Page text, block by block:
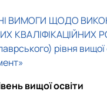
ВИМОГИ ЩОДО
КВАЛІФІКАЦІЙНИХ
рівня вищої
вищої освіти